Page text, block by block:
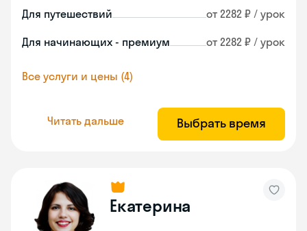
Для путешествий от 2282 ₽ / урок
Для начинающих - премиум от 2282 ₽ / урок
Все услуги и цены (4)
Читать дальше Выбрать время
Екатерина